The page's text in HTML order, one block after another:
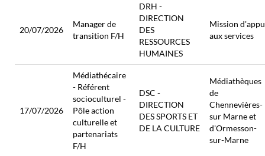
20/07/2026
Manager de
transition F/H
DRH -
DIRECTION
DES
RESSOURCES
HUMAINES
Mission
aux services
17/07/2026
Médiathécaire
- Référent
socioculturel -
Pôle action
culturelle et
partenariats
F/H
DSC -
DIRECTION
DES SPORTS ET
DE LA CULTURE
Médiathèques
de
Chennevières-
sur Marne et
d'Ormesson-
sur-Marne